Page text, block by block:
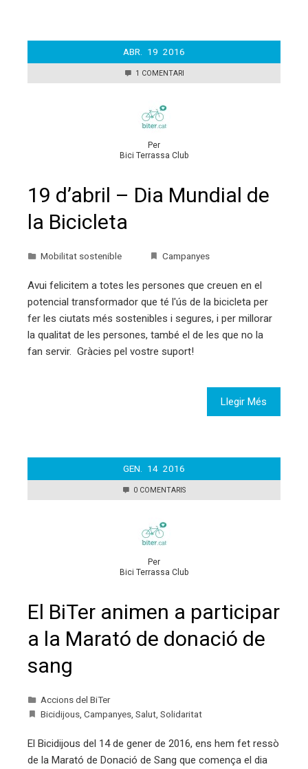
ABR. 19 2016
1 COMENTARI
Per
Bici Terrassa Club
19 d’abril – Dia Mundial de
la Bicicleta
Mobilitat sostenible Campanyes
Avui felicitem a totes les persones que creuen en el
potencial transformador que té l'ús de la bicicleta per
fer les ciutats més sostenibles i segures, i per millorar
la qualitat de les persones, també el de les que no la
fan servir. Gràcies pel vostre suport!
Llegir Més
GEN. 14 2016
0 COMENTARIS
Per
Bici Terrassa Club
El BiTer animen a participar
a la Marató de donació de
sang
Accions del BiTer
Bicidijous Campanyes Salut Solidaritat
El Bicidijous del 14 de gener de 2016, ens hem fet ressò
de la Marató de Donació de Sang que comença el dia